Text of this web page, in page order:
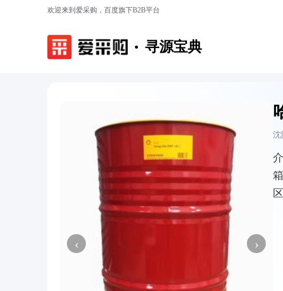
欢迎来到爱采购，百度旗下B2B平台
寻源宝典
‹ ›
沈